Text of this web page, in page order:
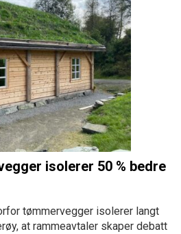
isolerer 50 % bedre
tømmervegger isolerer langt
at rammeavtaler skaper debatt